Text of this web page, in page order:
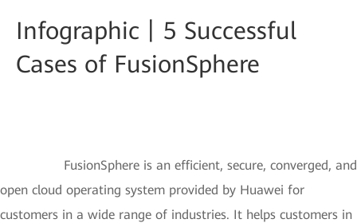
Infographic丨5 Successful
Cases of FusionSphere
FusionSphere is an efficient, secure, converged, and
open cloud operating system provided by Huawei for
customers in a wide range of industries. It helps customers in